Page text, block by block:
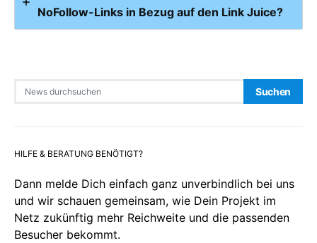
NoFollow-Links in Bezug auf den Link Juice?
Suchen
HILFE & BERATUNG BENÖTIGT?
Dann melde Dich einfach ganz unverbindlich bei uns
und wir schauen gemeinsam, wie Dein Projekt im
Netz zukünftig mehr Reichweite und die passenden
Besucher bekommt.